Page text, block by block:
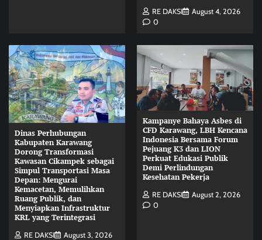
RE DAKSI
August 4, 2026
0
Dinas Perhubungan
Kabupaten Karawang
Dorong Transformasi
Kawasan Cikampek sebagai
Simpul Transportasi Masa
Depan: Mengurai
Kemacetan, Memulihkan
Ruang Publik, dan
Menyiapkan Infrastruktur
KRL yang Terintegrasi
RE DAKSI
August 3, 2026
Kampanye Bahaya Asbes di
CFD Karawang, LBH Kencana
Indonesia Bersama Forum
Pejuang K3 dan LION
Perkuat Edukasi Publik
Demi Perlindungan
Kesehatan Pekerja
RE DAKSI
August 2, 2026
0